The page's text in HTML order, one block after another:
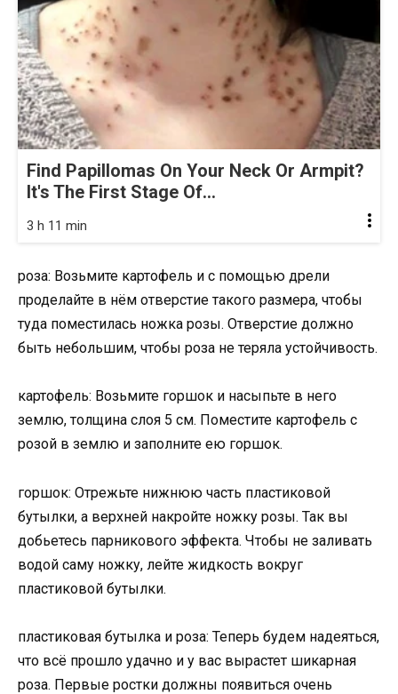
Find Papillomas On Your Neck Or Armpit?
It's The First Stage Of...
3 h 11 min
роза: Возьмите картофель и с помощью дрели
проделайте в нём отверстие такого размера, чтобы
туда поместилась ножка розы. Отверстие должно
быть небольшим, чтобы роза не теряла устойчивость.
картофель: Возьмите горшок и насыпьте в него
землю, толщина слоя 5 см. Поместите картофель с
розой в землю и заполните ею горшок.
горшок: Отрежьте нижнюю часть пластиковой
бутылки, а верхней накройте ножку розы. Так вы
добьетесь парникового эффекта. Чтобы не заливать
водой саму ножку, лейте жидкость вокруг
пластиковой бутылки.
пластиковая бутылка и роза: Теперь будем надеяться,
что всё прошло удачно и у вас вырастет шикарная
роза. Первые ростки должны появиться очень